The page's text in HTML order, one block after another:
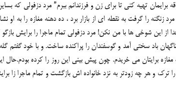
تهیه کنی تا برای زن و فرزندانم ببرم” مرد دزفولی که بسایر
را گرفت به نقطه ای از بازار برد ، ده دهنه مغازه را به او
این شوخی ها با من نکن! مرد دزفولی تمام ماجرا را برایش
باد سختی آمد و گوسفندان را پراکنده ساخت. و با خود گفتم گله
برایتان می خریدم. چون پیش بینی این روز را کرده بودم.حال
و هر چه زودتر به نزد خانواده اش بازگشت و تمام ماجرا زا